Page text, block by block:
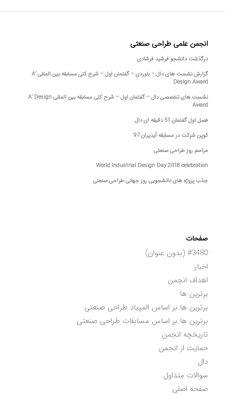
انجمن علمی طراحی صنعتی
درگذشت دانشجو فرشید فرشادی
گزارش نشست های دال – باوردی – گفتمان اول – شرح کلی مسابقه بین المللی A’
Design Award
نشست های تخصصی دال – گفتمان اول – شرح کلی مسابقه بین المللی A’ Design
Award
فصل اول گفتمان 51 دقیقه ای دال
کوپن شرکت در مسابقه آیدیران 97
مراسم روز طراحی صنعتی
World Industrial Design Day 2018 celebration
جذب پروژه های دانشجویی روز جهانی طراحی صنعتی
صفحات
#3480 (بدون عنوان)
اخبار
اهداف انجمن
برترین ها
برترین ها بر اساس المپیاد طراحی صنعتی
برترین ها بر اساس مسابقات طراحی صنعتی
تاریخچه انجمن
حمایت از انجمن
دال
سوالات متداول
صفحه اصلی